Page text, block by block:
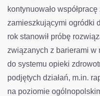
kontynuowało
zamieszkującymi ogródki
rok stanowił próbę
związanych z barierami w
do systemu opieki
podjętych działań, m.in.
na poziomie